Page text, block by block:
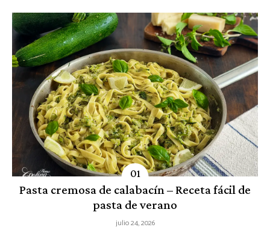
Pasta cremosa de calabacín – Receta fácil de
pasta de verano
julio 24, 2026